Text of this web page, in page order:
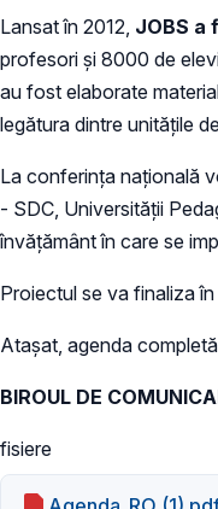
Lansat în 2012, JOBS a
profesori și 8000 de
au fost elaborate
legătura dintre unitățile
La conferința națională
- SDC, Universității
învățământ în care se
Proiectul se va finaliza
Atașat, agenda
BIROUL DE
fisiere